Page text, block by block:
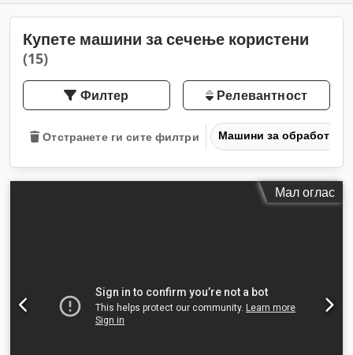
Купете машини за сечење користени
(15)
Филтер Релевантност
Отстранете ги сите филтри Машини за обработка
Мал оглас